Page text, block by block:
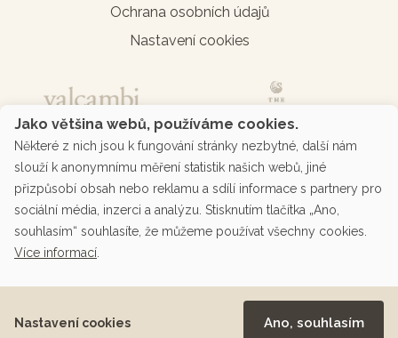
Ochrana osobních údajů
Nastavení cookies
Podporované platby přes platební bránu
Jako většina webů, používáme cookies.
Některé z nich jsou k fungování stránky nezbytné, další nám
slouží k anonymnímu měření statistik našich webů, jiné
přizpůsobí obsah nebo reklamu a sdílí informace s partnery pro
sociální média, inzerci a analýzu. Stisknutím tlačítka „Ano,
souhlasím“ souhlasíte, že můžeme používat všechny cookies.
Více informací
Nastavení cookies Ano, souhlasím